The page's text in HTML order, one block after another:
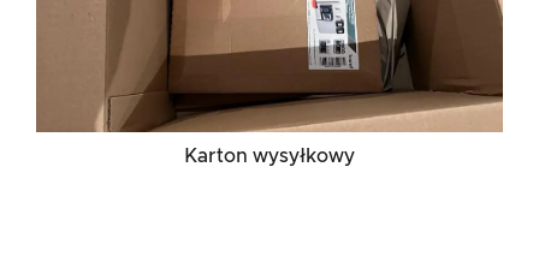
Karton wysyłkowy